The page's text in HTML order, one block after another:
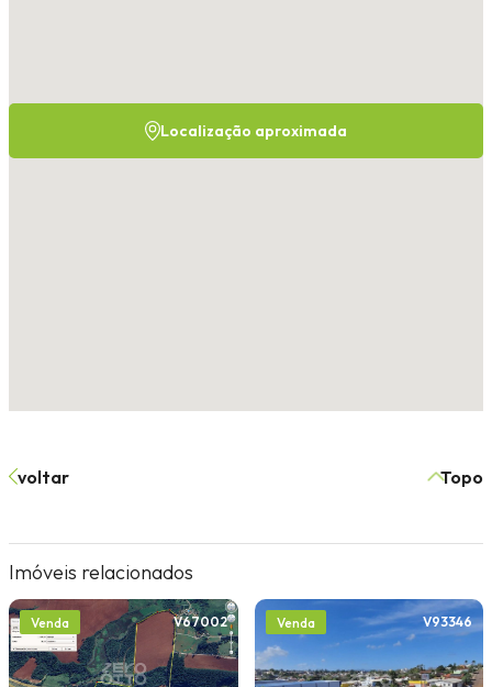
Localização aproximada
voltar Topo
Imóveis relacionados
Venda V67002 Venda V93346